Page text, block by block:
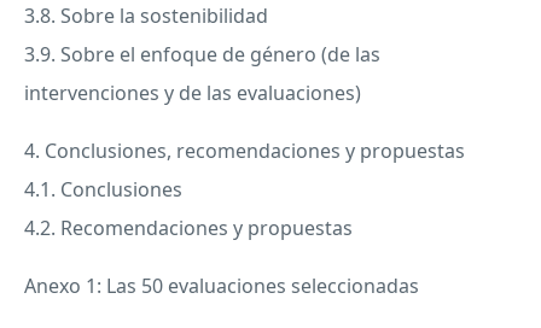
3.8. Sobre la sostenibilidad
3.9. Sobre el enfoque de género (de las
intervenciones y de las evaluaciones)
4. Conclusiones, recomendaciones y propuestas
4.1. Conclusiones
4.2. Recomendaciones y propuestas
Anexo 1: Las 50 evaluaciones seleccionadas